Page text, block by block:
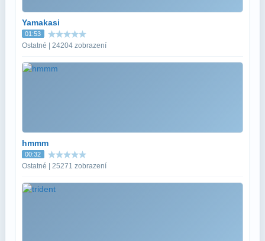
Yamakasi
01:53
Ostatné | 24204 zobrazení
hmmm
00:32
Ostatné | 25271 zobrazení